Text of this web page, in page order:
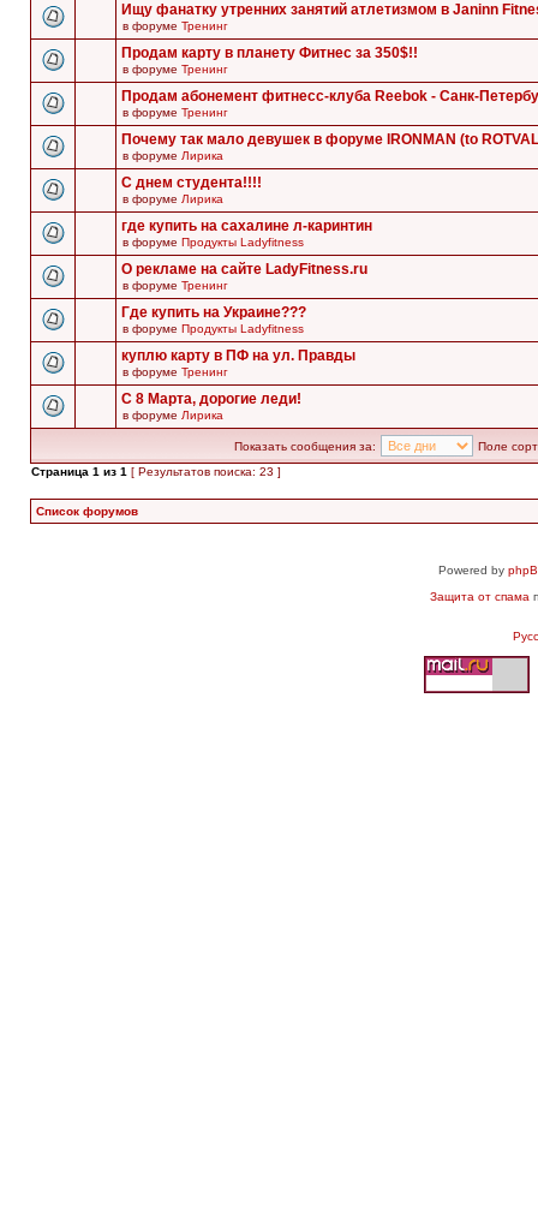
Ищу фанатку утренних занятий атлетизмом в Janinn
в форуме Тренинг
Продам карту в планету Фитнес за 350$!!
в форуме Тренинг
Продам абонемент фитнесс-клуба Reebok - Санк-
в форуме Тренинг
Почему так мало девушек в форуме IRONMAN (to
в форуме Лирика
С днем студента!!!!
в форуме Лирика
где купить на сахалине л-каринтин
в форуме Продукты Ladyfitness
О рекламе на сайте LadyFitness.ru
в форуме Тренинг
Где купить на Украине???
в форуме Продукты Ladyfitness
куплю карту в ПФ на ул. Правды
в форуме Тренинг
С 8 Марта, дорогие леди!
в форуме Лирика
Показать сообщения за:
Поле
Страница 1 из 1 [ Результатов поиска: 23 ]
Список форумов
Powered by
Защита от спама